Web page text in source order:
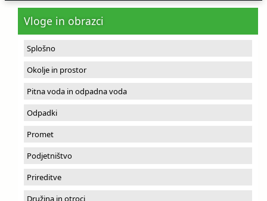
Vloge in obrazci
Splošno
Okolje in prostor
Pitna voda in odpadna voda
Odpadki
Promet
Podjetništvo
Prireditve